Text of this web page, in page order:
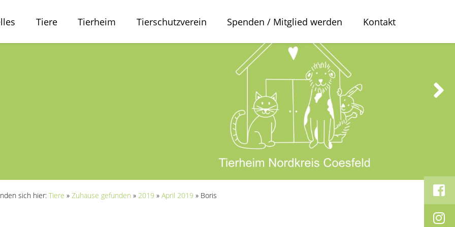
Tiere Tierheim Tierschutzverein Spenden / Mitglied werden Kontakt
sich hier: Tiere » Zuhause gefunden » 2019 » April 2019 » Boris